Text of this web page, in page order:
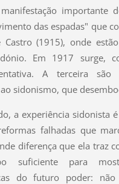
importante
das espadas" que
Castro (1915), onde
Em 1917 surge,
A terceira
sidonismo, que
a experiência sidonista
falhadas que
diferença que ela traz
suficiente para
do futuro poder: